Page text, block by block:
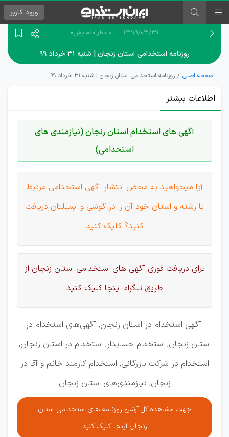
ورود کاربر
۱۳۹۹/۰۳/۳۱ 0 نظر «نمایش»
روزنامه استخدامی استان زنجان | شنبه ۳۱ خرداد ۹۹
صفحه اصلی روزنامه استخدامی استان زنجان | شنبه ۳۱ خرداد ۹۹
اطلاعات بیشتر
آگهی های استخدام استان زنجان (نیازمندی های
استخدامی)
آیا میخواهید به محض انتشار آگهی استخدامی مرتبط
با رشته و استان خود آن را در گوشی و ایمیلتان دریافت
کنید؟ کلیک کنید
برای دریافت فوری آگهی های استخدامی استان زنجان از
طریق تلگرام اینجا کلیک کنید
آگهی استخدام در استان زنجان, آگهی‌های استخدام در
استان زنجان, استخدام حسابدار, استخدام در استان زنجان,
استخدام در شرکت بازرگانی, استخدام کارمند خانم و آقا در
زنجان, نیازمندی‌های استان زنجان
جهت مشاهده کل آرشیو روزنامه های استخدامی استان
زنجان اینجا کلیک کنید